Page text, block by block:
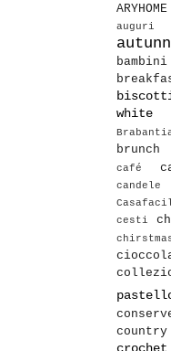
auguri
bambini
white
brunch
café
candele
cesti